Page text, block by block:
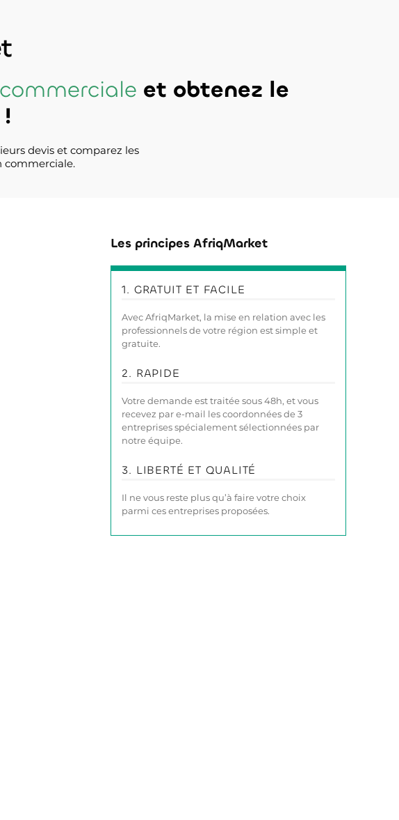
et obtenez le
devis et comparez les
commerciale.
Les principes AfriqMarket
1. GRATUIT ET FACILE
Avec AfriqMarket, la mise en relation avec les
professionnels de votre région est simple et
gratuite.
2. RAPIDE
Votre demande est traitée sous 48h, et vous
recevez par e-mail les coordonnées de 3
entreprises spécialement sélectionnées par
notre équipe.
3. LIBERTÉ ET QUALITÉ
Il ne vous reste plus qu’à faire votre choix
parmi ces entreprises proposées.